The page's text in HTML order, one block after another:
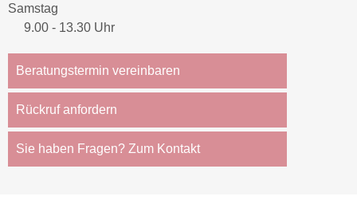
Samstag
9.00 - 13.30 Uhr
Beratungstermin vereinbaren
Rückruf anfordern
Sie haben Fragen? Zum Kontakt